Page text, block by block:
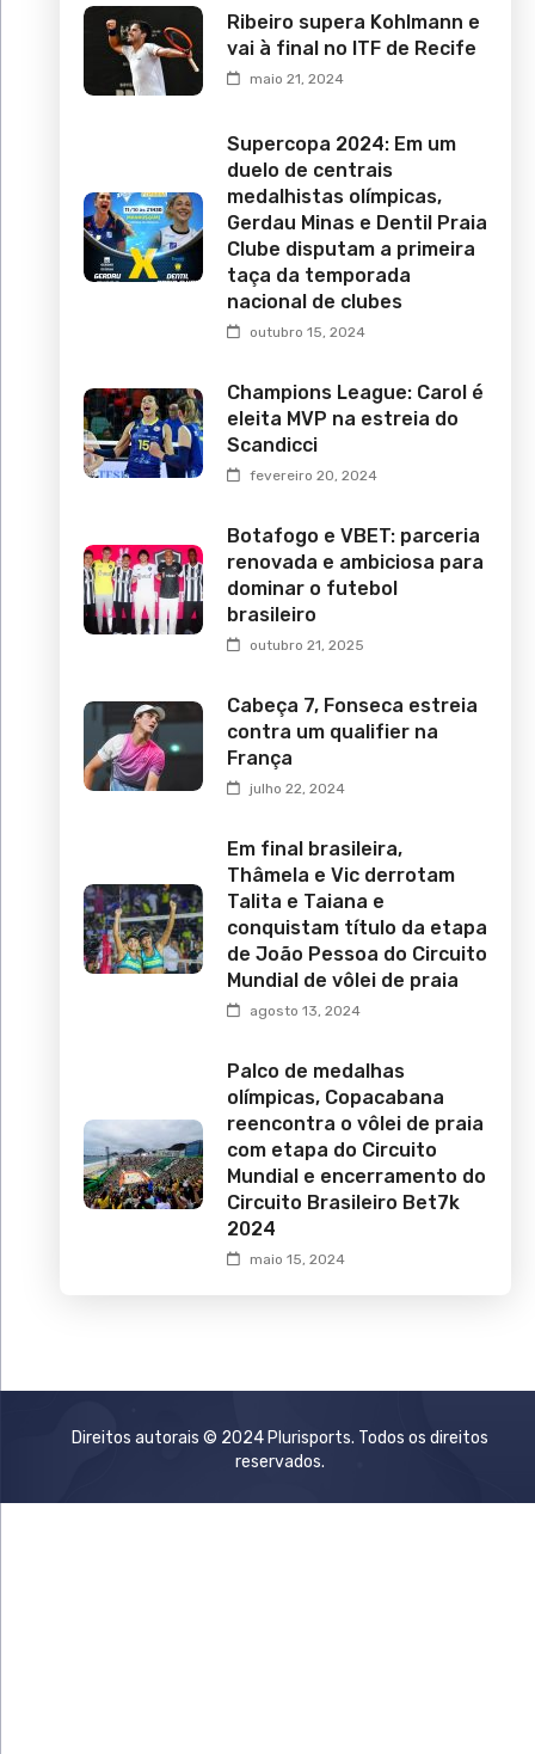
Ribeiro supera Kohlmann e
vai à final no ITF de Recife
maio 21, 2024
Supercopa 2024: Em um
duelo de centrais
medalhistas olímpicas,
Gerdau Minas e Dentil Praia
Clube disputam a primeira
taça da temporada
nacional de clubes
outubro 15, 2024
Champions League: Carol é
eleita MVP na estreia do
Scandicci
fevereiro 20, 2024
Botafogo e VBET: parceria
renovada e ambiciosa para
dominar o futebol
brasileiro
outubro 21, 2025
Cabeça 7, Fonseca estreia
contra um qualifier na
França
julho 22, 2024
Em final brasileira,
Thâmela e Vic derrotam
Talita e Taiana e
conquistam título da etapa
de João Pessoa do Circuito
Mundial de vôlei de praia
agosto 13, 2024
Palco de medalhas
olímpicas, Copacabana
reencontra o vôlei de praia
com etapa do Circuito
Mundial e encerramento do
Circuito Brasileiro Bet7k
2024
maio 15, 2024
Direitos autorais © 2024 Plurisports. Todos os direitos
reservados.